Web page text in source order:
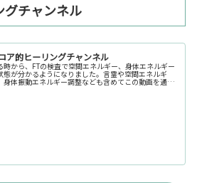
チャンネル
ア的ヒーリングチャンネル
時から、FTの検査で空間エネルギー、身体エネルギー
態が分かるようになりました。言霊や空間エネルギ
身体振動エネルギー調整なども含めてこの動画を通し